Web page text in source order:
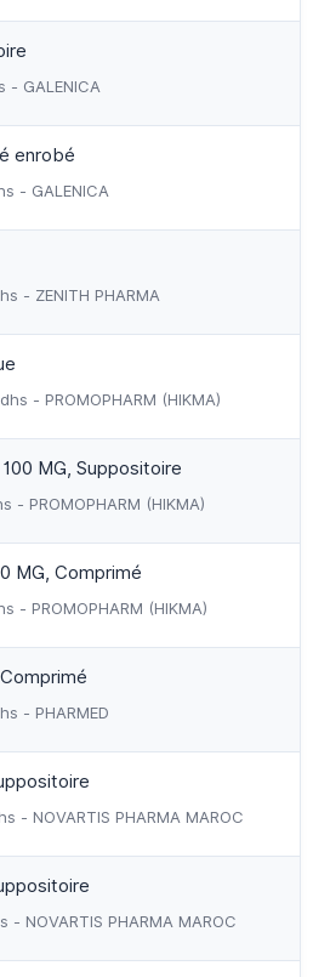
- GALENICA
enrobé
- GALENICA
- ZENITH PHARMA
- PROMOPHARM (HIKMA)
MG, Suppositoire
- PROMOPHARM (HIKMA)
MG, Comprimé
- PROMOPHARM (HIKMA)
- PHARMED
- NOVARTIS PHARMA MAROC
NOVARTIS PHARMA MAROC